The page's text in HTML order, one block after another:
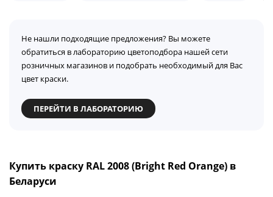
Не нашли подходящие предложения? Вы можете
обратиться в лабораторию цветоподбора нашей сети
розничных магазинов и подобрать необходимый для Вас
цвет краски.
ПЕРЕЙТИ В ЛАБОРАТОРИЮ
Купить краску RAL 2008 (Bright Red Orange) в
Беларуси